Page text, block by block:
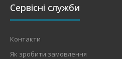
Сервісні служби
Контакти
Як зробити замовлення